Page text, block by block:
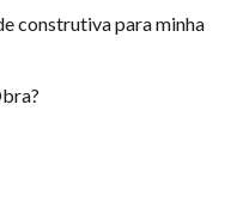
construtiva para minha